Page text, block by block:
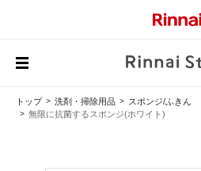
トップ 洗剤・掃除用品
スポンジ/ふきん
無限に抗菌するスポンジ(ホワイト)